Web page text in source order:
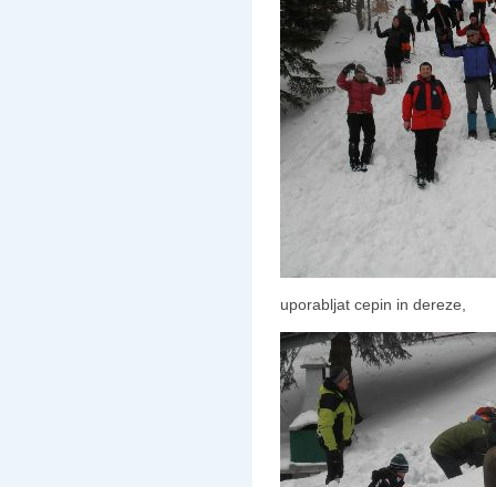
uporabljat cepin in dereze,